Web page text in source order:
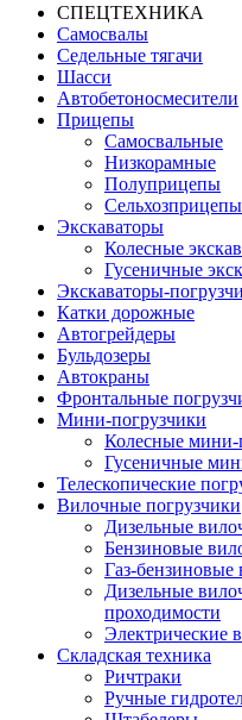
СПЕЦТЕХНИКА
Самосвалы
Седельные тягачи
Шасси
Автобетоно­смесители
Прицепы
Самосвальные
Низкорамные
Полуприцепы
Сельхозприцепы
Экскаваторы
Колесные
Гусеничные
Экскаваторы-
Катки дорожные
Автогрейдеры
Бульдозеры
Автокраны
Фронтальные
Мини-погрузчики
Колесные мини-
Гусеничные
Телескопические
Вилочные погрузчики
Дизельные
Бензиновые
Газ-бензиновые
Дизельные
проходимости
Электрические
Складская техника
Ричтраки
Ручные